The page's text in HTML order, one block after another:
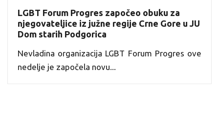
LGBT Forum Progres započeo obuku za
njegovateljice iz južne regije Crne Gore u JU
Dom starih Podgorica
Nevladina organizacija LGBT Forum Progres ove
nedelje je započela novu...